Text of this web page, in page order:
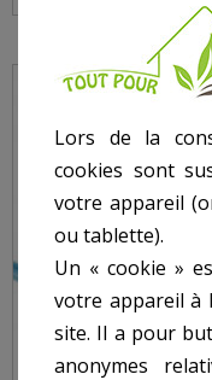
Lors de la
cookies sont
votre appareil
ou tablette).
Un « cookie »
votre appareil à
site. Il a pour
anonymes